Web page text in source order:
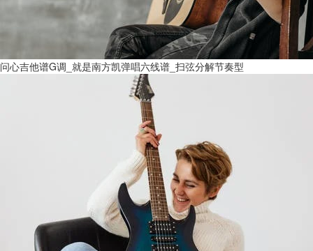
问心吉他谱G调_就是南方凯弹唱六线谱_扫弦分解节奏型